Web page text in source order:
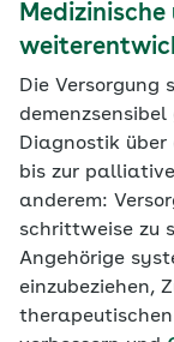
Die Versorgung
Diagnostik
bis zur
anderem:
schrittweise zu
Angehörige
einzubeziehen,